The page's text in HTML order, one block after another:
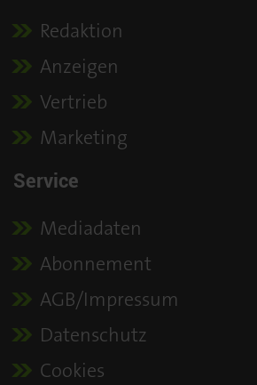
Redaktion
Anzeigen
Vertrieb
Marketing
Service
Mediadaten
Abonnement
AGB/Impressum
Datenschutz
Cookies